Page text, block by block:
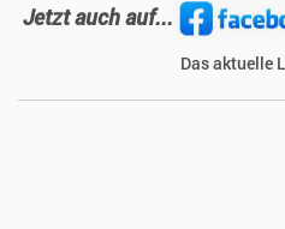
Jetzt auch auf...
Das aktuelle